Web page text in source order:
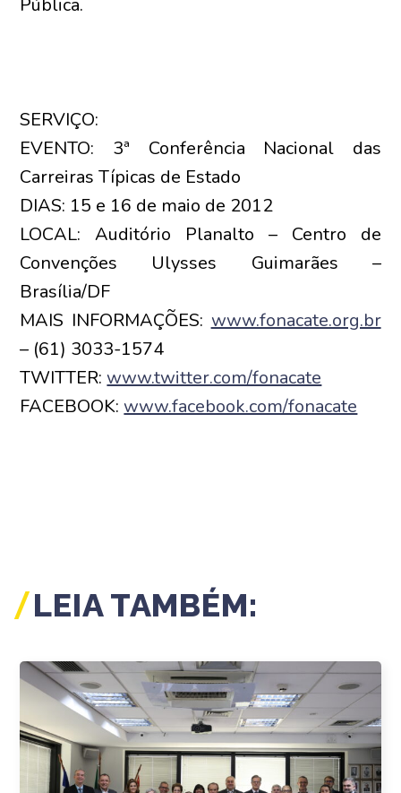
Pública.
SERVIÇO:
EVENTO: 3ª Conferência Nacional das
Carreiras Típicas de Estado
DIAS: 15 e 16 de maio de 2012
LOCAL: Auditório Planalto – Centro de
Convenções Ulysses Guimarães –
Brasília/DF
MAIS INFORMAÇÕES: www.fonacate.org.br
– (61) 3033-1574
TWITTER: www.twitter.com/fonacate
FACEBOOK: www.facebook.com/fonacate
LEIA TAMBÉM: